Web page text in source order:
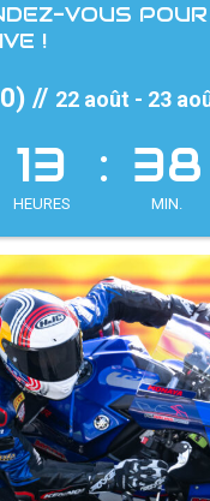
TV
à la billetterie
VOUS
!
// 22 août - 23
13 38